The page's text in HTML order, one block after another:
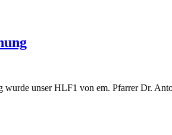
wurde unser HLF1 von em. Pfarrer Dr.